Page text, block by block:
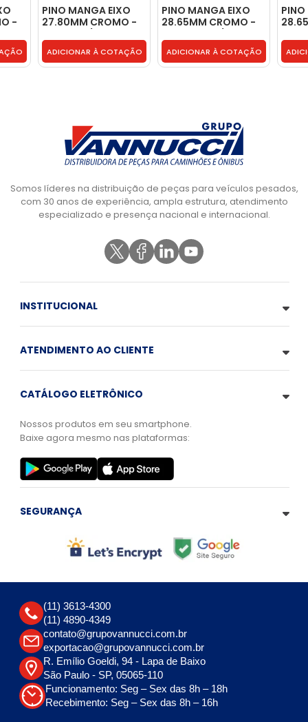
-
PINO MANGA EIXO
27.80MM CROMO -
ADICIONAR À COTAÇÃO
PINO MANGA EIXO
28.65MM CROMO -
ADICIONAR À COTAÇÃO
Somos líderes na distribuição de peças para veículos pesados,
com 30 anos de experiência, ampla estrutura, atendimento
especializado e presença nacional e internacional.
INSTITUCIONAL
ATENDIMENTO AO CLIENTE
CATÁLOGO ELETRÔNICO
Nossos produtos em seu smartphone.
Baixe agora mesmo nas plataformas:
SEGURANÇA
(11) 3613-4300
(11) 4890-4349
contato@grupovannucci.com.br
exportacao@grupovannucci.com.br
R. Emílio Goeldi, 94 - Lapa de Baixo
São Paulo - SP, 05065-110
Funcionamento: Seg – Sex das 8h – 18h
Recebimento: Seg – Sex das 8h – 16h